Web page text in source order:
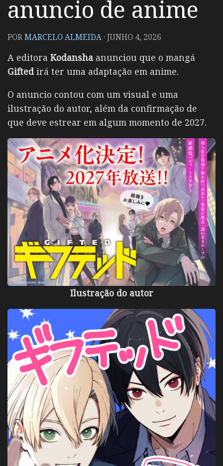
anuncio de anime
PORMARCELO ALMEIDA ·JUNHO 4, 2026
A editora Kodansha anunciou que o mangá
Giftedirá ter uma adaptação em anime.
O anuncio contou com um visual e uma
ilustração do autor, além da confirmação de
que deve estrear em algum momento de 2027.
Ilustração do autor